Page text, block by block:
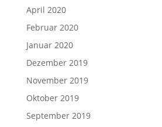
April 2020
Februar 2020
Januar 2020
Dezember 2019
November 2019
Oktober 2019
September 2019